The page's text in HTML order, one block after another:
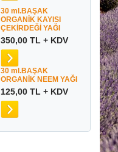
30 ml.BAŞAK
ORGANİK KAYISI
ÇEKİRDEĞİ YAĞI
350,00 TL + KDV
30 ml.BAŞAK
ORGANİK NEEM YAĞI
125,00 TL + KDV